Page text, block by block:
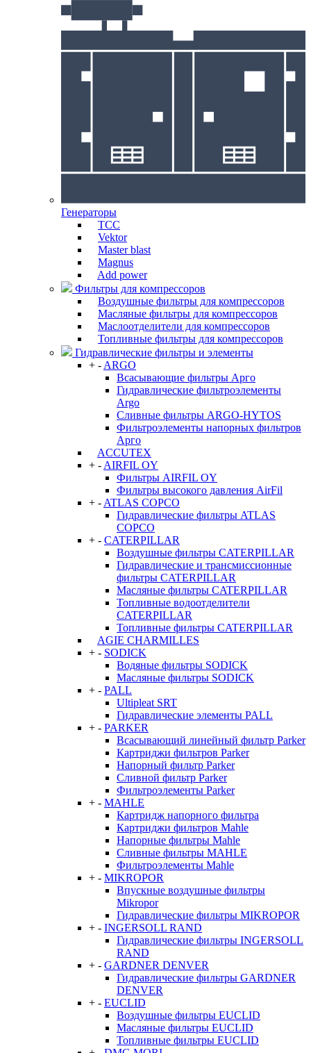
Генераторы
ТСС
Vektor
Master blast
Magnus
Add power
Фильтры для компрессоров
Воздушные фильтры для компрессоров
Масляные фильтры для компрессоров
Маслоотделители для компрессоров
Топливные фильтры для компрессоров
Гидравлические фильтры и элементы
+ - ARGO
Всасывающие фильтры Арго
Гидравлические фильтроэлементы
Argo
Сливные фильтры ARGO-HYTOS
Фильтроэлементы напорных фильтров
Арго
ACCUTEX
+ - AIRFIL OY
Фильтры AIRFIL OY
Фильтры высокого давления AirFil
+ - ATLAS COPCO
Гидравлические фильтры ATLAS
COPCO
+ - CATERPILLAR
Воздушные фильтры CATERPILLAR
Гидравлические и трансмиссионные
фильтры CATERPILLAR
Масляные фильтры CATERPILLAR
Топливные водоотделители
CATERPILLAR
Топливные фильтры CATERPILLAR
AGIE CHARMILLES
+ - SODICK
Водяные фильтры SODICK
Масляные фильтры SODICK
+ - PALL
Ultipleat SRT
Гидравлические элементы PALL
+ - PARKER
Всасывающий линейный фильтр Parker
Картриджи фильтров Parker
Напорный фильтр Parker
Сливной фильтр Parker
Фильтроэлементы Parker
+ - MAHLE
Картридж напорного фильтра
Картриджи фильтров Mahle
Напорные фильтры Mahle
Сливные фильтры MAHLE
Фильтроэлементы Mahle
+ - MIKROPOR
Впускные воздушные фильтры
Mikropor
Гидравлические фильтры MIKROPOR
+ - INGERSOLL RAND
Гидравлические фильтры INGERSOLL
RAND
+ - GARDNER DENVER
Гидравлические фильтры GARDNER
DENVER
+ - EUCLID
Воздушные фильтры EUCLID
Масляные фильтры EUCLID
Топливные фильтры EUCLID